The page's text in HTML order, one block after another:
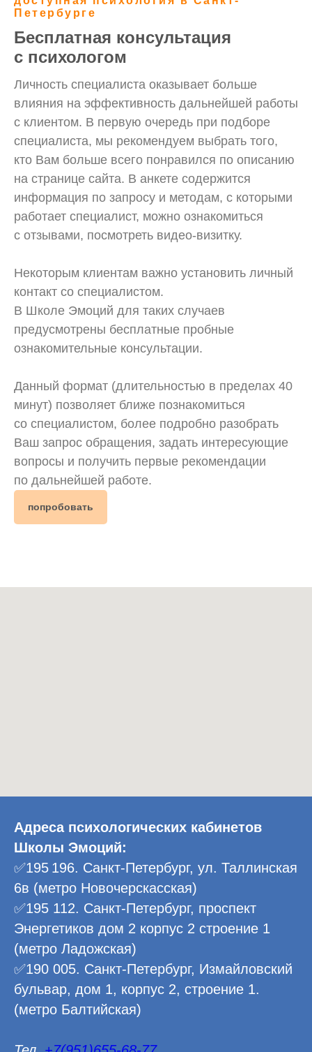
Петербурге
Бесплатная консультация
с психологом
Личность специалиста оказывает больше
влияния на эффективность дальнейшей работы
с клиентом. В первую очередь при подборе
специалиста, мы рекомендуем выбрать того,
кто Вам больше всего понравился по описанию
на странице сайта. В анкете содержится
информация по запросу и методам, с которыми
работает специалист, можно ознакомиться
с отзывами, посмотреть видео-визитку.
Некоторым клиентам важно установить личный
контакт со специалистом.
В Школе Эмоций для таких случаев
предусмотрены бесплатные пробные
ознакомительные консультации.
Данный формат (длительностью в пределах 40
минут) позволяет ближе познакомиться
со специалистом, более подробно разобрать
Ваш запрос обращения, задать интересующие
вопросы и получить первые рекомендации
по дальнейшей работе.
попробовать
Адреса психологических кабинетов
Школы Эмоций:
✅195 196. Санкт-Петербург, ул. Таллинская
6в (метро Новочерскасская)
✅195 112. Санкт-Петербург, проспект
Энергетиков дом 2 корпус 2 строение 1
(метро Ладожская)
✅190 005. Санкт-Петербург, Измайловский
бульвар, дом 1, корпус 2, строение 1.
(метро Балтийская)